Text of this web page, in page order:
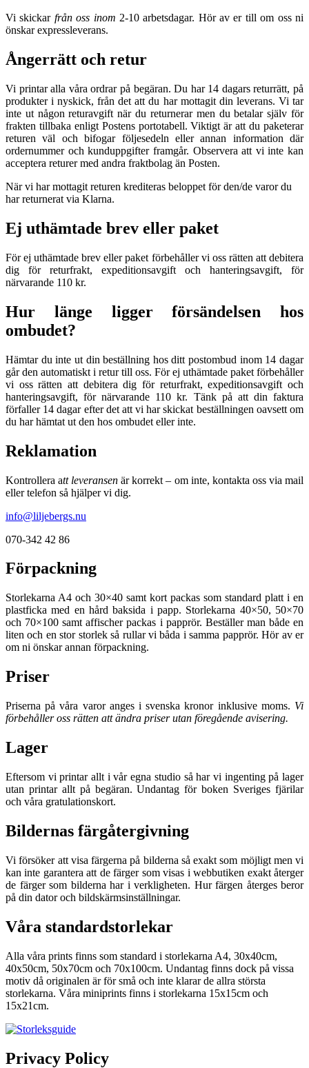
Vi skickar från oss inom 2-10 arbetsdagar. Hör av er till om oss ni
önskar expressleverans.
Ångerrätt och retur
Vi printar alla våra ordrar på begäran. Du har 14 dagars returrätt, på
produkter i nyskick, från det att du har mottagit din leverans. Vi tar
inte ut någon returavgift när du returnerar men du betalar själv för
frakten tillbaka enligt Postens portotabell. Viktigt är att du paketerar
returen väl och bifogar följesedeln eller annan information där
ordernummer och kunduppgifter framgår. Observera att vi inte kan
acceptera returer med andra fraktbolag än Posten.
När vi har mottagit returen krediteras beloppet för den/de varor du
har returnerat via Klarna.
Ej uthämtade brev eller paket
För ej uthämtade brev eller paket förbehåller vi oss rätten att debitera
dig för returfrakt, expeditionsavgift och hanteringsavgift, för
närvarande 110 kr.
Hur länge ligger försändelsen hos
ombudet?
Hämtar du inte ut din beställning hos ditt postombud inom 14 dagar
går den automatiskt i retur till oss. För ej uthämtade paket förbehåller
vi oss rätten att debitera dig för returfrakt, expeditionsavgift och
hanteringsavgift, för närvarande 110 kr. Tänk på att din faktura
förfaller 14 dagar efter det att vi har skickat beställningen oavsett om
du har hämtat ut den hos ombudet eller inte.
Reklamation
Kontrollera att leveransen är korrekt – om inte, kontakta oss via mail
eller telefon så hjälper vi dig.
info@liljebergs.nu
070-342 42 86
Förpackning
Storlekarna A4 och 30×40 samt kort packas som standard platt i en
plastficka med en hård baksida i papp. Storlekarna 40×50, 50×70
och 70×100 samt affischer packas i papprör. Beställer man både en
liten och en stor storlek så rullar vi båda i samma papprör. Hör av er
om ni önskar annan förpackning.
Priser
Priserna på våra varor anges i svenska kronor inklusive moms. Vi
förbehåller oss rätten att ändra priser utan föregående avisering.
Lager
Eftersom vi printar allt i vår egna studio så har vi ingenting på lager
utan printar allt på begäran. Undantag för boken Sveriges fjärilar
och våra gratulationskort.
Bildernas färgåtergivning
Vi försöker att visa färgerna på bilderna så exakt som möjligt men vi
kan inte garantera att de färger som visas i webbutiken exakt återger
de färger som bilderna har i verkligheten. Hur färgen återges beror
på din dator och bildskärmsinställningar.
Våra standardstorlekar
Alla våra prints finns som standard i storlekarna A4, 30x40cm,
40x50cm, 50x70cm och 70x100cm. Undantag finns dock på vissa
motiv då originalen är för små och inte klarar de allra största
storlekarna. Våra miniprints finns i storlekarna 15x15cm och
15x21cm.
Privacy Policy